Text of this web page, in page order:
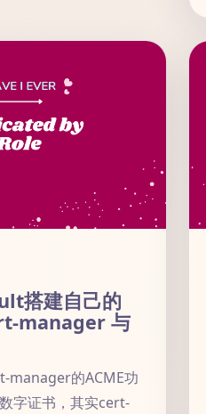
搭建自己的
manager 与
manager的ACME功
字证书，其实cert-